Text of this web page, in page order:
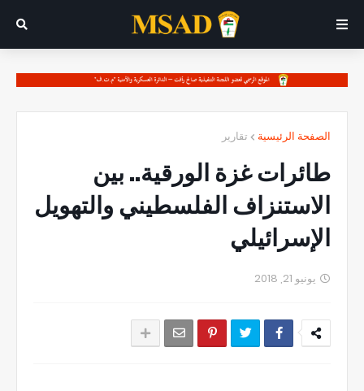
الصفحة الرئيسية تقارير
طائرات غزة الورقية.. بين
الاستنزاف الفلسطيني والتهويل
الإسرائيلي
يونيو 21, 2018